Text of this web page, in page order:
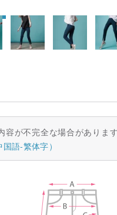
が不完全な場合があります
語-繁体字）